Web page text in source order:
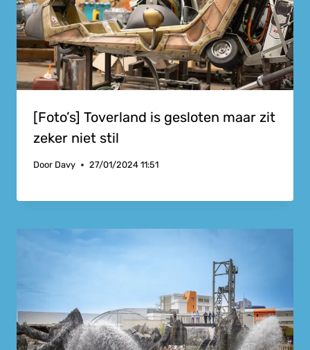
[Foto’s] Toverland is gesloten maar zit
zeker niet stil
Door Davy 27/01/2024 11:51